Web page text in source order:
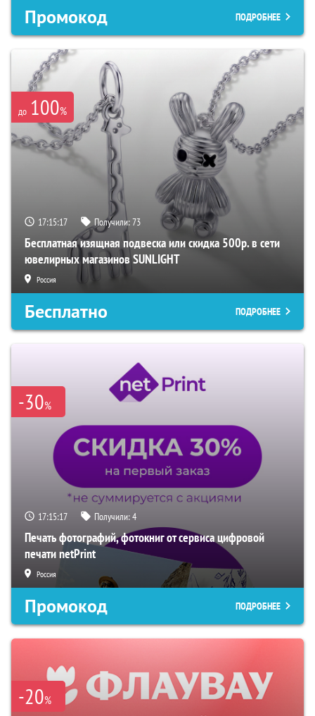
Промокод ПОДРОБНЕЕ
до 100%
17:15:15 Получили:73
Бесплатная изящная подвеска или скидка 500р. в сети
ювелирных магазинов SUNLIGHT
Россия
Бесплатно ПОДРОБНЕЕ
-30%
17:15:15 Получили:4
Печать фотографий, фотокниг от сервиса цифровой
печати netPrint
Россия
Промокод ПОДРОБНЕЕ
-20%